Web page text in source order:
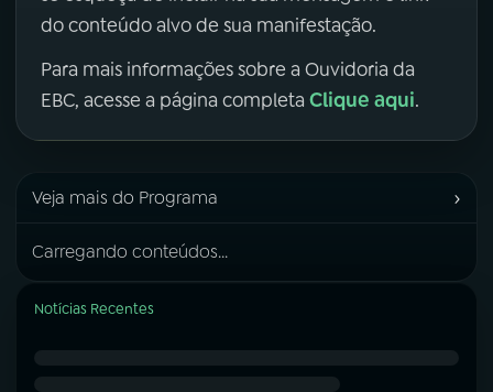
do conteúdo alvo de sua manifestação.
Para mais informações sobre a Ouvidoria da
EBC, acesse a página completa Clique aqui.
Veja mais do Programa ›
Carregando conteúdos...
Notícias Recentes